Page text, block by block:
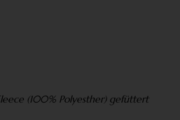
(100% Polyesther) gefüttert